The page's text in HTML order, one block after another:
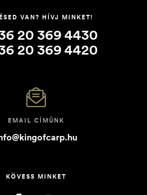
VAN? HÍVJ MINKET!
20 369 4430
20 369 4420
EMAIL CÍMÜNK
KÖVESS MINKET